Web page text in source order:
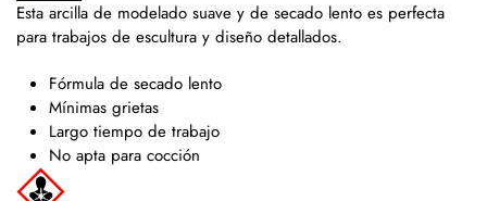
Esta arcilla de modelado suave y de secado lento es perfecta
para trabajos de escultura y diseño detallados.
Fórmula de secado lento
Mínimas grietas
Largo tiempo de trabajo
No apta para cocción